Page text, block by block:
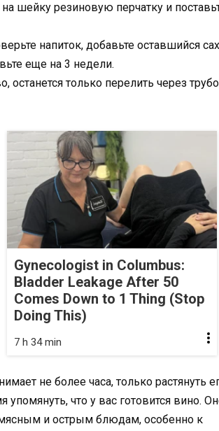
шейку резиновую перчатку и
напиток, добавьте оставшийся
еще на 3 недели.
только перелить через
Gynecologist in Columbus:
Bladder Leakage After 50
Comes Down to 1 Thing (Stop
Doing This)
7 h 34 min
не более часа, только растянуть
что у вас готовится вино.
мясным и острым блюдам, особенно к